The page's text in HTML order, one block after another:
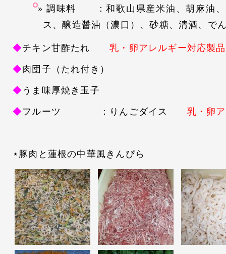
調味料 ：和歌山県産米油、胡麻油、
ス、醸造醤油（濃口）、砂糖、清酒、で
◆チキン甘酢たれ乳・卵アレルギー対応製品
◆肉団子（たれ付き）
◆ うま味厚焼き玉子
◆フルーツ ：りんごダイス 乳・卵ア
⋆豚肉と蓮根の中華風きんぴら